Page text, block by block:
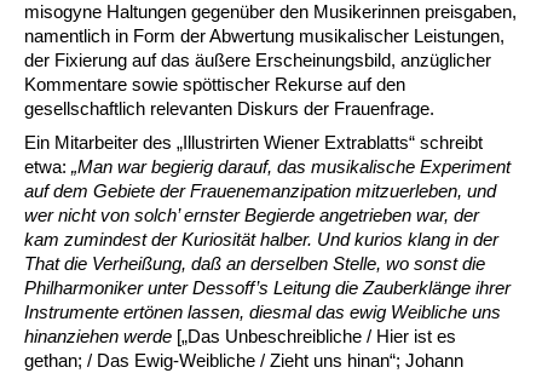
misogyne Haltungen gegenüber den Musikerinnen preisgaben,
namentlich in Form der Abwertung musikalischer Leistungen,
der Fixierung auf das äußere Erscheinungsbild, anzüglicher
Kommentare sowie spöttischer Rekurse auf den
gesellschaftlich relevanten Diskurs der Frauenfrage.
Ein Mitarbeiter des „Illustrirten Wiener Extrablatts“ schreibt
etwa: „Man war begierig darauf, das musikalische Experiment
auf dem Gebiete der Frauenemanzipation mitzuerleben, und
wer nicht von solch’ ernster Begierde angetrieben war, der
kam zumindest der Kuriosität halber. Und kurios klang in der
That die Verheißung, daß an derselben Stelle, wo sonst die
Philharmoniker unter Dessoff’s Leitung die Zauberklänge ihrer
Instrumente ertönen lassen, diesmal das ewig Weibliche uns
hinanziehen werde [„Das Unbeschreibliche / Hier ist es
gethan; / Das Ewig-Weibliche / Zieht uns hinan“; Johann